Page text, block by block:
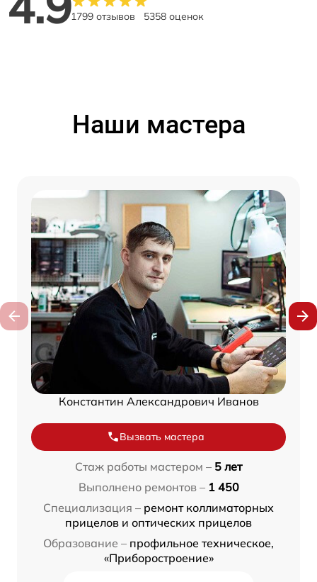
1799 отзывов 5358 оценок
Наши мастера
Константин Александрович Иванов
Вызвать мастера
Стаж работы мастером – 5 лет
Выполнено ремонтов – 1 450
Специализация – ремонт коллиматорных
прицелов и оптических прицелов
Образование – профильное техническое,
«Приборостроение»